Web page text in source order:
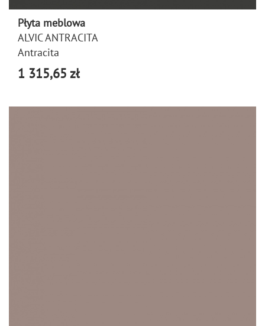
Płyta meblowa
ALVIC ANTRACITA
Antracita
1 315,65 zł